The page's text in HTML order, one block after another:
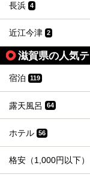
長浜 4
近江今津 2
滋賀県の人気
宿泊 119
露天風呂 64
ホテル 56
格安（1,000円以下）